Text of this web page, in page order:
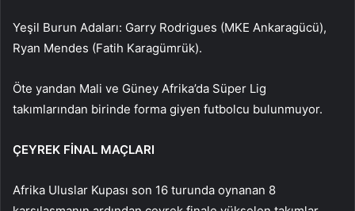
Yeşil Burun Adaları: Garry Rodrigues (MKE Ankaragücü),
Ryan Mendes (Fatih Karagümrük).
Öte yandan Mali ve Güney Afrika’da Süper Lig
takımlarından birinde forma giyen futbolcu bulunmuyor.
ÇEYREK FİNAL MAÇLARI
Afrika Uluslar Kupası son 16 turunda oynanan 8